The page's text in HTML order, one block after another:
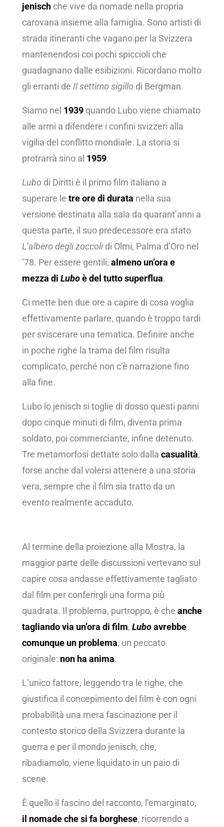
jenisch che vive da nomade nella propria
carovana insieme alla famiglia. Sono artisti di
strada itineranti che vagano per la Svizzera
mantenendosi coi pochi spiccioli che
guadagnano dalle esibizioni. Ricordano molto
gli erranti de Il settimo sigillo di Bergman.
Siamo nel 1939 quando Lubo viene chiamato
alle armi a difendere i confini svizzeri alla
vigilia del conflitto mondiale. La storia si
protrarrà sino al 1959.
Lubo di Diritti è il primo film italiano a
superare le tre ore di durata nella sua
versione destinata alla sala da quarant’anni a
questa parte, il suo predecessore era stato
L’albero degli zoccoli di Olmi, Palma d’Oro nel
’78. Per essere gentili, almeno un’ora e
mezza di Luboè del tutto superflua.
Ci mette ben due ore a capire di cosa voglia
effettivamente parlare, quando è troppo tardi
per sviscerare una tematica. Definire anche
in poche righe la trama del film risulta
complicato, perché non c’è narrazione fino
alla fine.
Lubo lo jenisch si toglie di dosso questi panni
dopo cinque minuti di film, diventa prima
soldato, poi commerciante, infine detenuto.
Tre metamorfosi dettate solo dalla casualità,
forse anche dal volersi attenere a una storia
vera, sempre che il film sia tratto da un
evento realmente accaduto.
Al termine della proiezione alla Mostra, la
maggior parte delle discussioni vertevano sul
capire cosa andasse effettivamente tagliato
dal film per conferirgli una forma più
quadrata. Il problema, purtroppo, è che anche
tagliandovia un’ora di film, Luboavrebbe
comunque un problema, un peccato
originale: non ha anima.
L’unico fattore, leggendo tra le righe, che
giustifica il concepimento del film è con ogni
probabilità una mera fascinazione per il
contesto storico della Svizzera durante la
guerra e per il mondo jenisch, che,
ribadiamolo, viene liquidato in un paio di
scene.
È quello il fascino del racconto, l’emarginato,
il nomade che si fa borghese, ricorrendo a